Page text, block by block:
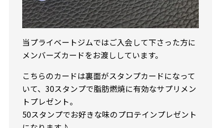
当プライベートジムではご入会して下さった方に
メンバーズカードをお渡ししています。
こちらのカードは裏面がスタンプカードになって
いて、30スタンプで脂肪燃焼に有効なサプリメン
トプレゼント。
50スタンプでお好きな味のプロテインプレゼント